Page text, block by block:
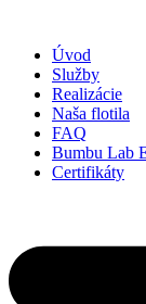
obsah
Úvod
Služby
Realizácie
Naša flotila
FAQ
Bumbu Lab
Certifikáty